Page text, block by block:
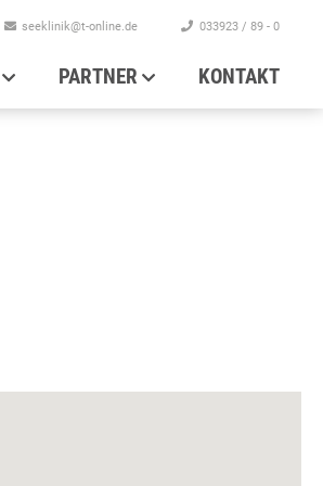
PARTNER KONTAKT
seeklinik@t-online.de 033923 / 89 - 0